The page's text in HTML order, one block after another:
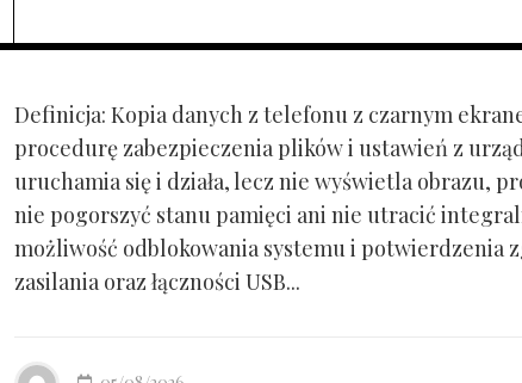
Definicja: Kopia danych z telefonu z czarnym
procedurę zabezpieczenia plików i ustawień z
uruchamia się i działa, lecz nie wyświetla obrazu,
nie pogorszyć stanu pamięci ani nie utracić
możliwość odblokowania systemu i potwierdzenia
zasilania oraz łączności USB...